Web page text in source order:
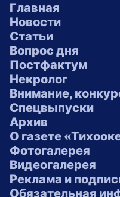
Главная
Новости
Статьи
Вопрос дня
Постфактум
Некролог
Внимание,
Спецвыпуски
Архив
О газете
Фотогалерея
Видеогалерея
Реклама и
Обязательная